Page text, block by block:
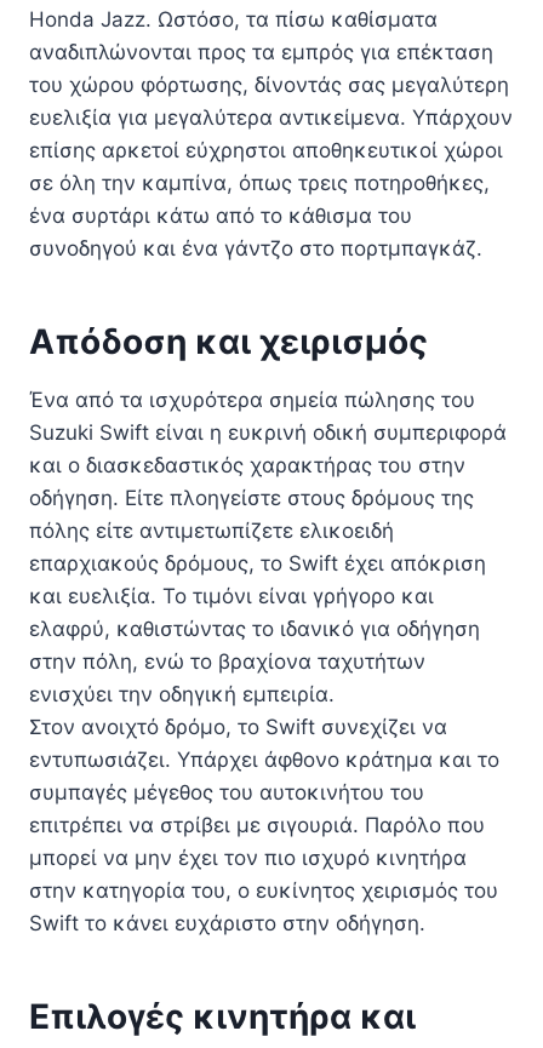
Honda Jazz. Ωστόσο, τα πίσω καθίσματα
αναδιπλώνονται προς τα εμπρός για επέκταση
του χώρου φόρτωσης, δίνοντάς σας μεγαλύτερη
ευελιξία για μεγαλύτερα αντικείμενα. Υπάρχουν
επίσης αρκετοί εύχρηστοι αποθηκευτικοί χώροι
σε όλη την καμπίνα, όπως τρεις ποτηροθήκες,
ένα συρτάρι κάτω από το κάθισμα του
συνοδηγού και ένα γάντζο στο πορτμπαγκάζ.
Απόδοση και χειρισμός
Ένα από τα ισχυρότερα σημεία πώλησης του
Suzuki Swift είναι η ευκρινή οδική συμπεριφορά
και ο διασκεδαστικός χαρακτήρας του στην
οδήγηση. Είτε πλοηγείστε στους δρόμους της
πόλης είτε αντιμετωπίζετε ελικοειδή
επαρχιακούς δρόμους, το Swift έχει απόκριση
και ευελιξία. Το τιμόνι είναι γρήγορο και
ελαφρύ, καθιστώντας το ιδανικό για οδήγηση
στην πόλη, ενώ το βραχίονα ταχυτήτων
ενισχύει την οδηγική εμπειρία.
Στον ανοιχτό δρόμο, το Swift συνεχίζει να
εντυπωσιάζει. Υπάρχει άφθονο κράτημα και το
συμπαγές μέγεθος του αυτοκινήτου του
επιτρέπει να στρίβει με σιγουριά. Παρόλο που
μπορεί να μην έχει τον πιο ισχυρό κινητήρα
στην κατηγορία του, ο ευκίνητος χειρισμός του
Swift το κάνει ευχάριστο στην οδήγηση.
Επιλογές κινητήρα και